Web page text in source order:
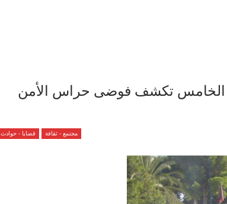
تكشف فوضى حراس الأمن
مجتمع - ثقافة قضايا - حوادث